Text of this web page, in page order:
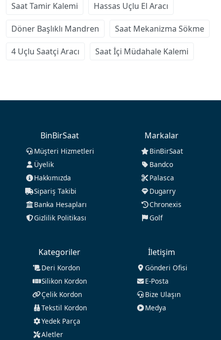
Saat Tamir Kalemi Hassas Uçlu El Aracı
Döner Başlıklı Mandren Saat Mekanizma Sökme
4 Uçlu Saatçi Aracı Saat İçi Müdahale Kalemi
BinBirSaat
Müşteri Hizmetleri
Üyelik
Hakkımızda
Sipariş Takibi
Banka Hesapları
Gizlilik Politikası
Markalar
BinBirSaat
Bandco
Palasca
Dugarry
Chronexis
Golf
Kategoriler
Deri Kordon
Silikon Kordon
Çelik Kordon
Tekstil Kordon
Yedek Parça
Aletler
İletişim
Gönderi Ofisi
E-Posta
Bize Ulaşın
Medya